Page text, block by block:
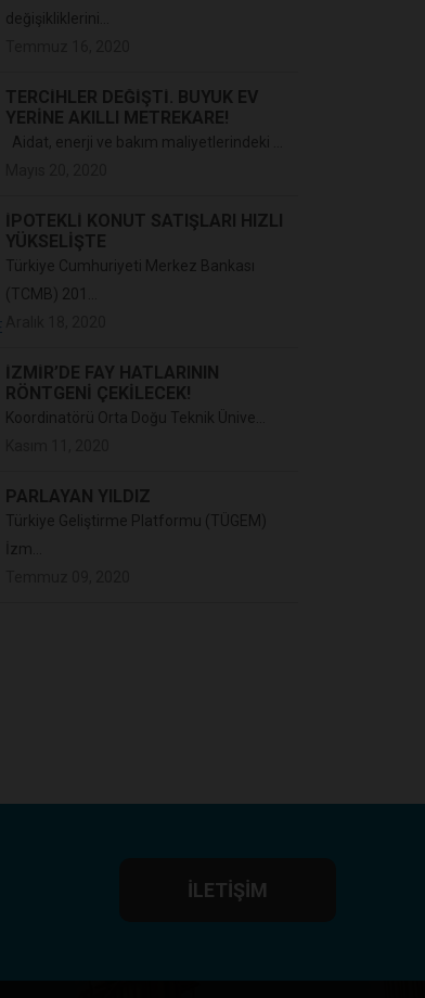
değişikliklerini...
TERCIHLER DEĞIŞTI. BÜYÜK EV
YERINE AKILLI METREKARE!
Aidat, enerji ve bakım maliyetlerindeki ...
İPOTEKLİ KONUT SATIŞLARI HIZLI
YÜKSELİŞTE
Türkiye Cumhuriyeti Merkez Bankası
(TCMB) 201...
İZMİR’DE FAY HATLARININ
RÖNTGENİ ÇEKİLECEK!
Koordinatörü Orta Doğu Teknik Ünive...
PARLAYAN YILDIZ
Türkiye Geliştirme Platformu (TÜGEM)
İzm...
İLETIŞIM